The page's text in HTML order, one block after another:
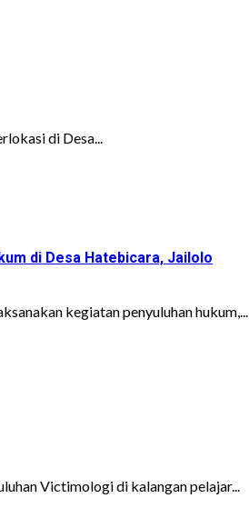
di Desa...
di Desa Hatebicara, Jailolo
kegiatan penyuluhan hukum,...
Victimologi di kalangan pelajar...